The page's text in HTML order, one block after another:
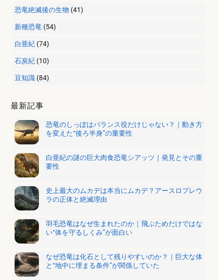
恐竜絶滅後の生物 (41)
新種恐竜 (54)
白亜紀 (74)
石炭紀 (10)
豆知識 (84)
最新記事
恐竜のしっぽはバランス役だけじゃない？｜動き方
を変えた“後ろ半身”の重要性
白亜紀の謎の巨大肉食恐竜シアッツ｜発見とその重
要性
史上最大のムカデは本当にムカデ？アースロプレウ
ラの正体と絶滅理由
羽毛恐竜はなぜ生まれたのか｜飛ぶためだけではな
い“体を守るしくみ”が面白い
なぜ恐竜は化石として残りやすいのか？｜巨大な体
と“地中に埋まる条件”が関係していた